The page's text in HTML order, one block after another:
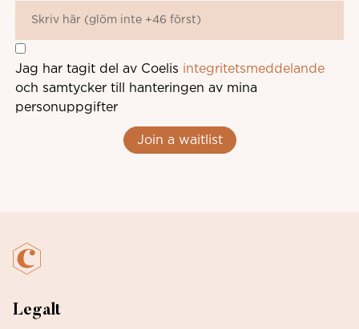
Jag har tagit del av Coelis integritetsmeddelande
och samtycker till hanteringen av mina
personuppgifter
Join a waitlist
Legalt